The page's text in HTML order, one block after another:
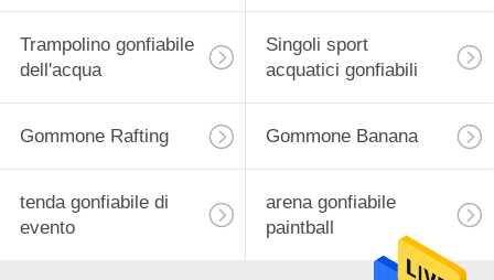
Trampolino gonfiabile
dell'acqua
Singoli sport
acquatici gonfiabili
Gommone Rafting Gommone Banana
tenda gonfiabile di
evento
arena gonfiabile
paintball